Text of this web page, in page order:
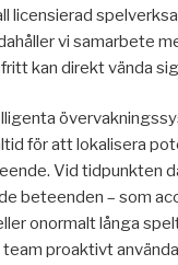
licensierad
vi samarbete
kan direkt vända
för att lokalisera
Vid tidpunkten
beteenden – som
onormalt långa
proaktivt